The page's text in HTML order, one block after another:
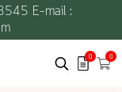
E-mail :
0 0